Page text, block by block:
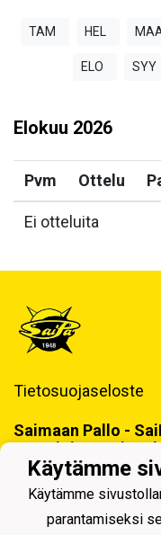
TAM HEL
ELO SYY
Elokuu 2026
Pvm Ottelu
Ei otteluita
Tietosuojaseloste
Saimaan Pallo -
Käynti- ja
Käytämme
Käytämme
parantamiseksi